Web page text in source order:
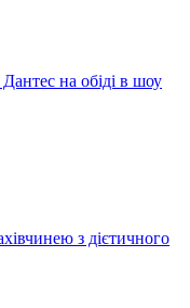
на обіді в шоу
з дієтичного